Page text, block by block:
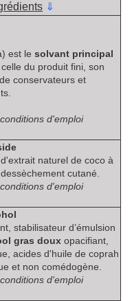
⇓
est le solvant principal
du produit fini, son
conservateurs et
d'emploi
naturel de coco à
cutané.
d'emploi
stabilisateur d’émulsion
gras douxopacifiant,
acides d'huile de coprah
et non comédogène.
d'emploi